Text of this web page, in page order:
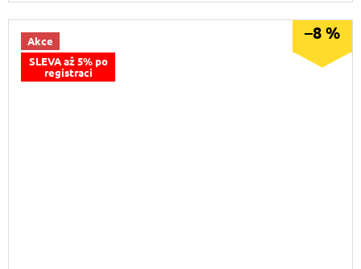
Akce
SLEVA až 5% po
registraci
–8 %